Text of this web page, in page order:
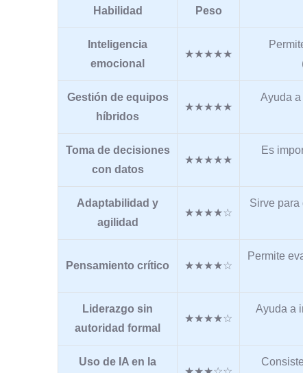
Habilidad Peso
Inteligencia
emocional
★★★★★
Gestión de equipos
híbridos
★★★★★
Ayuda
Toma de decisiones
con datos
★★★★★
Es
Adaptabilidad y
agilidad
★★★★☆
Sirve para
Pensamiento crítico ★★★★☆
Permite
Liderazgo sin
autoridad formal
★★★★☆
Ayuda a
Uso de IA en la